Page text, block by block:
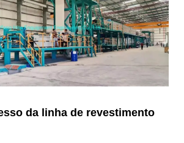
da linha de revestimento